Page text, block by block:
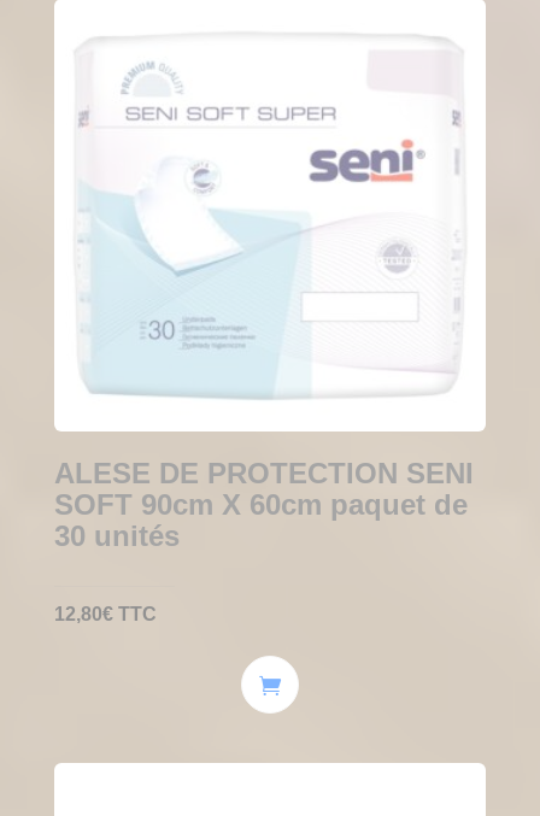
ALESE DE PROTECTION SENI
SOFT 90cm X 60cm paquet de
30 unités
12,80€ TTC